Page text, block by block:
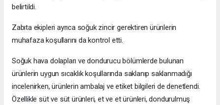
belirtildi.
Zabıta ekipleri ayrıca soğuk zincir gerektiren ürünlerin
muhafaza koşullarını da kontrol etti.
Soğuk hava dolapları ve dondurucu bölümlerde bulunan
ürünlerin uygun sıcaklık koşullarında saklanıp saklanmadığı
incelenirken, ürünlerin ambalaj ve etiket bilgileri de denetlendi.
Özellikle süt ve süt ürünleri, et ve et ürünleri, dondurulmuş